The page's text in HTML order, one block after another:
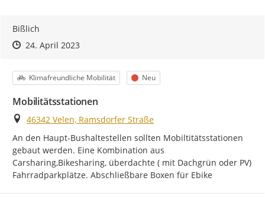
Bißlich
Zeitpunkt des Erstellens
Zeitpunkt des Erstellens
24. April 2023Zur Äußerung
Kategorie
Klimafreundliche Mobilität Status
Neu
Mobilitätsstationen
Ort
46342 Velen, Ramsdorfer Straße
An den Haupt-Bushaltestellen sollten Mobiltitätsstationen
gebaut werden. Eine Kombination aus
Carsharing,Bikesharing, überdachte ( mit Dachgrün oder PV)
Fahrradparkplätze. Abschließbare Boxen für Ebike